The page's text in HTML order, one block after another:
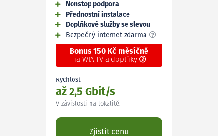
Nonstop podpora
Přednostní instalace
Doplňkové služby se slevou
Bezpečný internet zdarma
Bonus 150 Kč měsíčně
na WIA TV a doplňky
Rychlost
až 2,5 Gbit/s
V závislosti na lokalitě.
Zjistit cenu